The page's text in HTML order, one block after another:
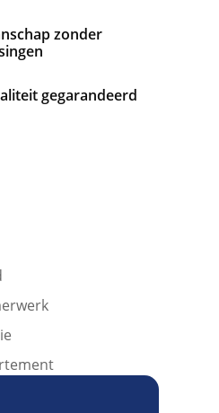
zonder
gegarandeerd